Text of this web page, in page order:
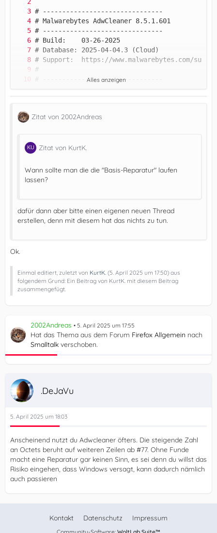
Alles anzeigen
Zitat von 2002Andreas
Zitat von KurtK.
Wann sollte man die die "Basis-Reparatur" laufen
lassen?
dafür dann aber bitte einen eigenen neuen Thread
erstellen, denn mit diesem hat das nichts zu tun.
Ok.
Einmal editiert, zuletzt von KurtK. (5. April 2025 um 17:50) aus
folgendem Grund: Ein Beitrag von KurtK. mit diesem Beitrag
zusammengefügt.
2002Andreas 5. April 2025 um 17:55
Hat das Thema aus dem Forum Firefox Allgemein nach
Smalltalk verschoben.
.DeJaVu
5. April 2025 um 18:03
Anscheinend nutzt du Adwcleaner öfters. Die steigende Zahl
an Octets beruht auf weiteren Zeilen ab #77. Ohne Funde
macht eine Reparatur gar keinen Sinn, es sei denn du willst das
Risiko eingehen, dass Windows versagt, kann dadurch nämlich
auch passieren
Kontakt Datenschutz Impressum